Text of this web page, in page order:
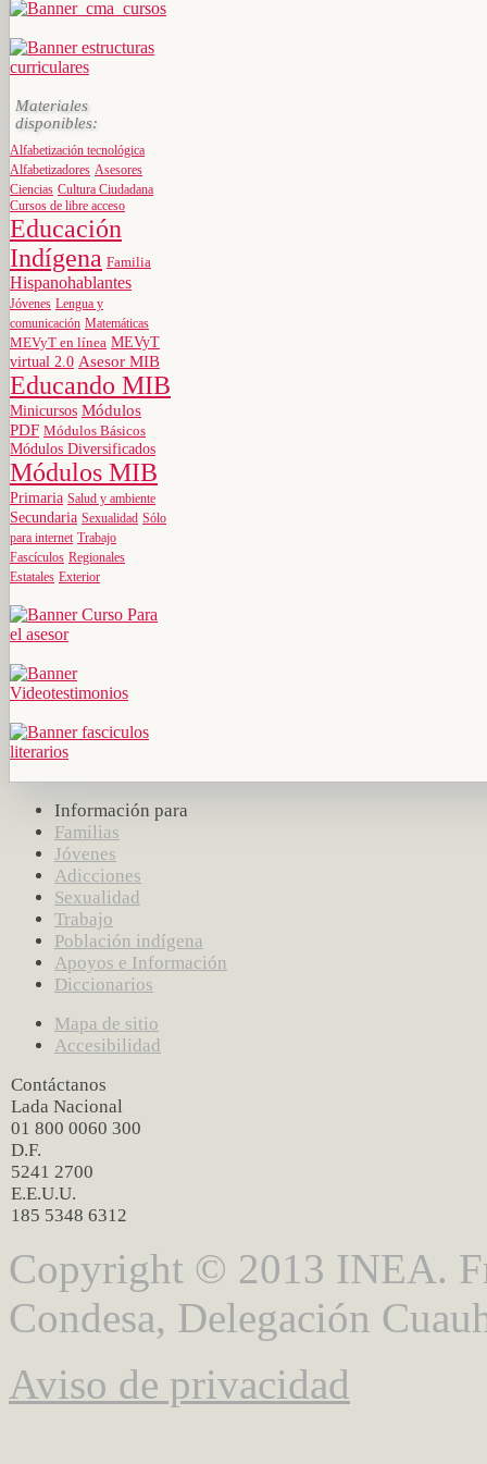
Materiales
disponibles:
Alfabetización tecnológica
Alfabetizadores Asesores
Ciencias Cultura Ciudadana
Cursos de libre acceso
Educación
Indígena Familia
Hispanohablantes
Jóvenes Lengua y
comunicación Matemáticas
MEVyT en línea MEVyT
virtual 2.0 Asesor MIB
Educando MIB
Minicursos Módulos
PDF Módulos Básicos
Módulos Diversificados
Módulos MIB
Primaria Salud y ambiente
Secundaria Sexualidad Sólo
para internet Trabajo
Fascículos Regionales
Estatales Exterior
Información para
Familias
Jóvenes
Adicciones
Sexualidad
Trabajo
Población indígena
Apoyos e Información
Diccionarios
Mapa de sitio
Accesibilidad
Contáctanos
Lada Nacional
01 800 0060 300
D.F.
5241 2700
E.E.U.U.
185 5348 6312
Copyright © 2013 INEA.
Condesa, Delegación
Aviso de privacidad